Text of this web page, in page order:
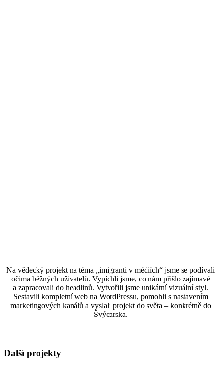
Na vědecký projekt na téma „imigranti v médiích“ jsme se podívali
očima běžných uživatelů. Vypíchli jsme, co nám přišlo zajímavé
a zapracovali do headlinů. Vytvořili jsme unikátní vizuální styl.
Sestavili kompletní web na WordPressu, pomohli s nastavením
marketingových kanálů a vyslali projekt do světa – konkrétně do
Švýcarska.
Další projekty